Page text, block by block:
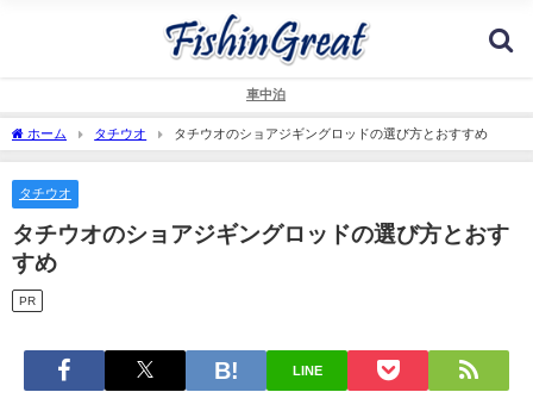
車中泊
ホーム タチウオ タチウオのショアジギングロッドの選び方とおすすめ
タチウオ
タチウオのショアジギングロッドの選び方とおす
すめ
PR
LINE